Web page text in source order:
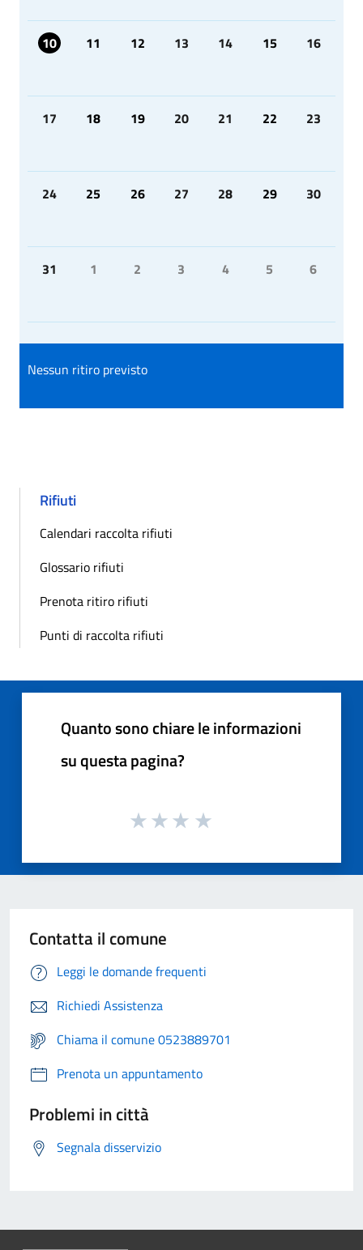
10 11 12 13 14 15 16
17 18 19 20 21 22 23
24 25 26 27 28 29 30
31 1 2 3 4 5 6
Nessun ritiro previsto
Rifiuti
Calendari raccolta rifiuti
Glossario rifiuti
Prenota ritiro rifiuti
Punti di raccolta rifiuti
Quanto sono chiare le informazioni
su questa pagina?
Contatta il comune
Leggi le domande frequenti
Richiedi Assistenza
Chiama il comune 0523889701
Prenota un appuntamento
Problemi in città
Segnala disservizio